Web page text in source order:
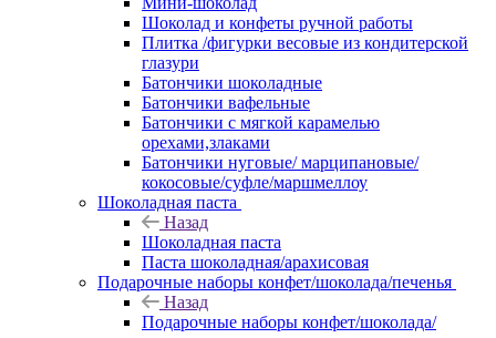
Шоколад и конфеты ручной работы
Плитка /фигурки весовые из кондитерской
глазури
Батончики шоколадные
Батончики вафельные
Батончики с мягкой карамелью
орехами,злаками
Батончики нуговые/ марципановые/
кокосовые/суфле/маршмеллоу
Шоколадная паста
Назад
Шоколадная паста
Паста шоколадная/арахисовая
Подарочные наборы конфет/шоколада/печенья
Назад
Подарочные наборы конфет/шоколада/